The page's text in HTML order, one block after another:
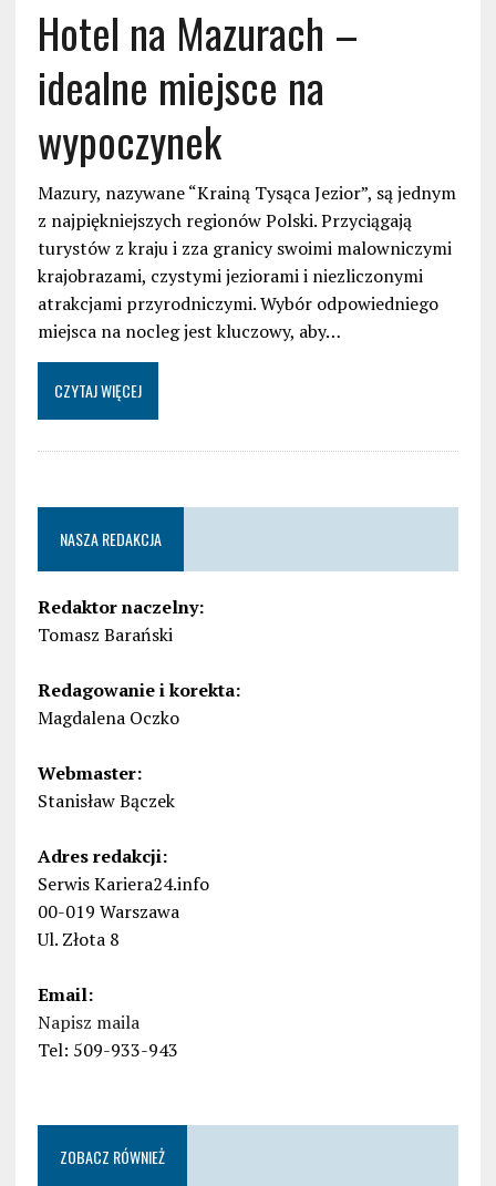
Hotel na Mazurach –
idealne miejsce na
wypoczynek
Mazury, nazywane “Krainą Tysąca Jezior”, są jednym
z najpiękniejszych regionów Polski. Przyciągają
turystów z kraju i zza granicy swoimi malowniczymi
krajobrazami, czystymi jeziorami i niezliczonymi
atrakcjami przyrodniczymi. Wybór odpowiedniego
miejsca na nocleg jest kluczowy, aby…
CZYTAJ WIĘCEJ
NASZA REDAKCJA
Redaktor naczelny:
Tomasz Barański
Redagowanie i korekta:
Magdalena Oczko
Webmaster:
Stanisław Bączek
Adres redakcji:
Serwis Kariera24.info
00-019 Warszawa
Ul. Złota 8
Email:
Napisz maila
Tel: 509-933-943
ZOBACZ RÓWNIEŻ